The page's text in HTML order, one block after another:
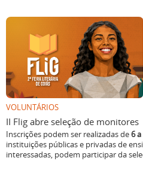
VOLUNTÁRIOS
II Flig abre seleção de monitores
Inscrições podem ser realizadas de6
instituições públicas e privadas de
interessadas, podem participar da